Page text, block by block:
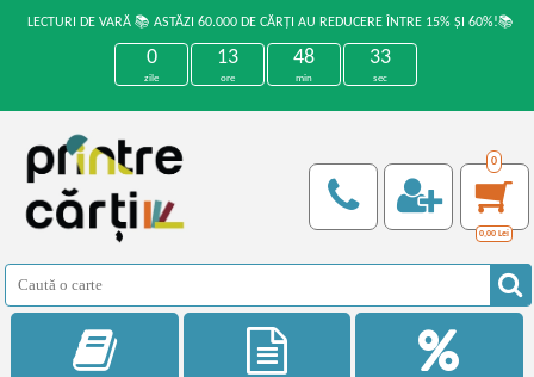
LECTURI DE VARĂ 📚 ASTĂZI 60.000 DE CĂRȚI AU REDUCERE ÎNTRE 15% ȘI 60%!📚
0
zile
13
ore
48
min
32
sec
0
0,00 Lei